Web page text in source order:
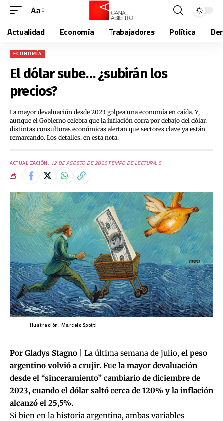
Aa
Actualidad Economía Trabajadores Política
ECONOMÍA
El dólar sube… ¿subirán los
precios?
La mayor devaluación desde 2023 golpea una economía en caída. Y,
aunque el Gobierno celebra que la inflación corra por debajo del dólar,
distintas consultoras económicas alertan que sectores clave ya están
remarcando. Los detalles, en esta nota.
ACTUALIZACIÓN: 12 DE AGOSTO DE 2025TIEMPO DE LECTURA: 5
Ilustración: Marcelo Spotti
Por Gladys Stagno | La última semana de julio, el peso
argentino volvió a crujir. Fue la mayor devaluación
desde el “sinceramiento” cambiario de diciembre de
2023, cuando el dólar saltó cerca de 120% y la inflación
alcanzó el 25,5%.
Si bien en la historia argentina, ambas variables